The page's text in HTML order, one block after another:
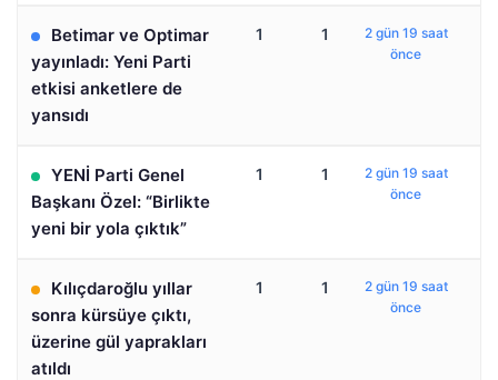
Betimar ve Optimar
yayınladı: Yeni Parti
etkisi anketlere de
yansıdı
1 1
2 gün 19 saat
önce
YENİ Parti Genel
Başkanı Özel: “Birlikte
yeni bir yola çıktık”
1 1
2 gün 19 saat
önce
Kılıçdaroğlu yıllar
sonra kürsüye çıktı,
üzerine gül yaprakları
atıldı
1 1
2 gün 19 saat
önce